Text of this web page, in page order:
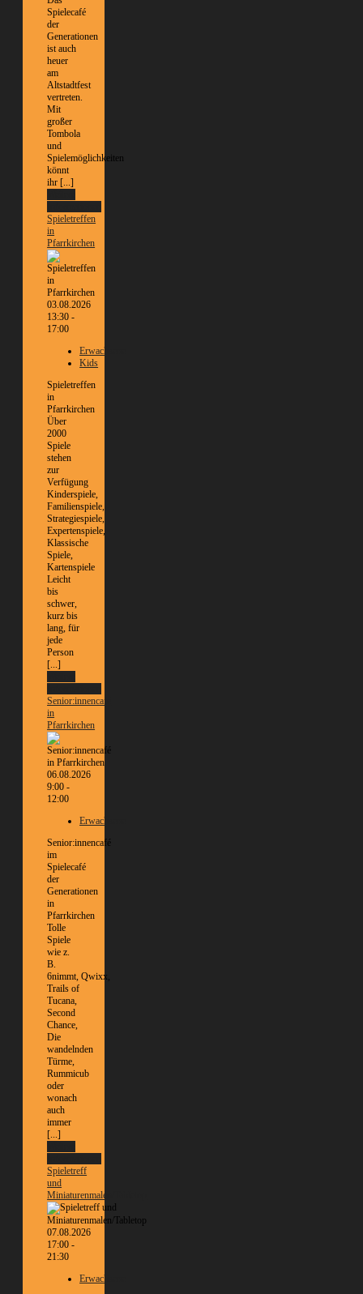
Spielecafé
der
Generationen
ist auch
heuer
am
Altstadtfest
vertreten.
Mit
großer
Tombola
und
Spielemöglichkeiten
könnt
ihr [...]
Spieletreffen
in
Pfarrkirchen
03.08.2026
13:30 -
17:00
Erwachsene
Kids
Spieletreffen
in
Pfarrkirchen
Über
2000
Spiele
stehen
zur
Verfügung
Kinderspiele,
Familienspiele,
Strategiespiele,
Expertenspiele,
Klassische
Spiele,
Kartenspiele
Leicht
bis
schwer,
kurz bis
lang, für
jede
Person
[...]
Senior:innencafé
in
Pfarrkirchen
06.08.2026
9:00 -
12:00
Erwachsene
Senior:innencafé
im
Spielecafé
der
Generationen
in
Pfarrkirchen
Tolle
Spiele
wie z.
B.
6nimmt, Qwixx,
Trails of
Tucana,
Second
Chance,
Die
wandelnden
Türme,
Rummicub
oder
wonach
auch
immer
[...]
Spieletreff
und
Miniaturenmalen/Tabletop
07.08.2026
17:00 -
21:30
Erwachsene